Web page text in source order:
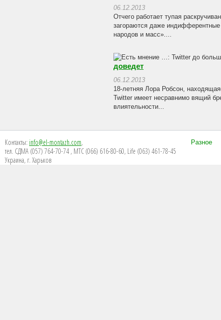
06.12.2013
Отчего работает тупая
загораются даже индифферентные
народов и масс»....
доведет
06.12.2013
18-летняя Лора Робсон,
Twitter имеет несравнимо вящий
влиятельности...
Контакты: info@el-montazh.com,
тел. СДМА (057) 764-70-74 , МТС (066) 616-80-60, Life (063) 461-78-45
Украина, г. Харьков
Разное